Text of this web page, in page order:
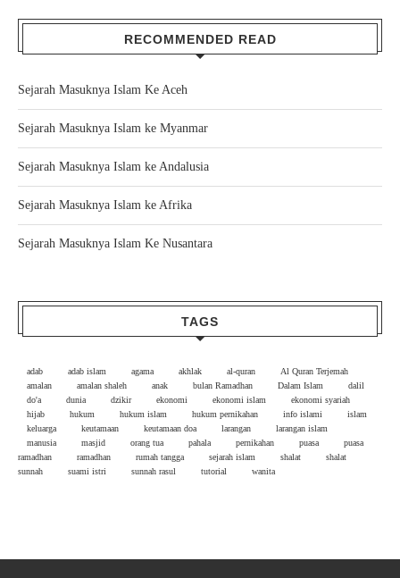
RECOMMENDED READ
Sejarah Masuknya Islam Ke Aceh
Sejarah Masuknya Islam ke Myanmar
Sejarah Masuknya Islam ke Andalusia
Sejarah Masuknya Islam ke Afrika
Sejarah Masuknya Islam Ke Nusantara
TAGS
adab adab islam agama akhlak al-quran
Al Quran Terjemah
amalan
amalan shaleh anak bulan Ramadhan Dalam Islam
dalil
do'a
dunia dzikir ekonomi ekonomi islam
ekonomi syariah
hijab
hukum hukum islam hukum pernikahan info islami
islam
keluarga
keutamaan keutamaan doa larangan
larangan islam
manusia
masjid orang tua pahala pernikahan puasa
puasa
ramadhan
ramadhan rumah tangga sejarah islam shalat
shalat
sunnah
suami istri sunnah rasul tutorial wanita